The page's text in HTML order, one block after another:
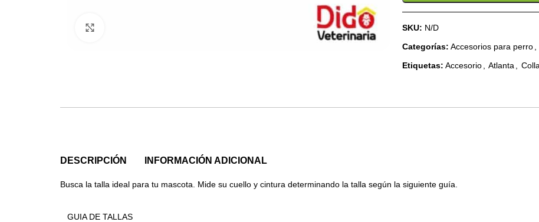
SKU: N/D
Categorías: Accesorios para perro
Etiquetas: Accesorio Atlanta
DESCRIPCIÓN INFORMACIÓN ADICIONAL
Busca la talla ideal para tu mascota. Mide su cuello y cintura determinando la talla según la siguiente guía.
GUIA DE TALLAS